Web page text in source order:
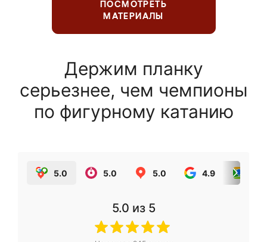
ПОСМОТРЕТЬ
МАТЕРИАЛЫ
Держим планку
серьезнее, чем чемпионы
по фигурному катанию
5.0 5.0 5.0 4.9
5.0 из 5